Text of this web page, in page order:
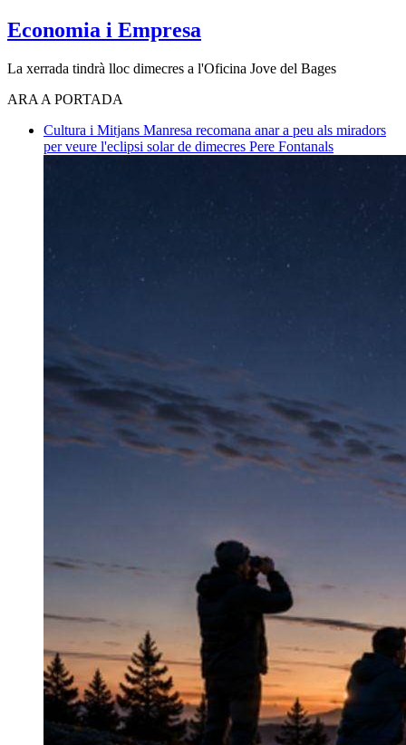
Economia i Empresa
La xerrada tindrà lloc dimecres a l'Oficina Jove del Bages
ARA A PORTADA
Cultura i Mitjans Manresa recomana anar a peu als miradors
per veure l'eclipsi solar de dimecres Pere Fontanals